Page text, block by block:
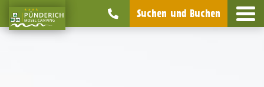
Suchen und Buchen